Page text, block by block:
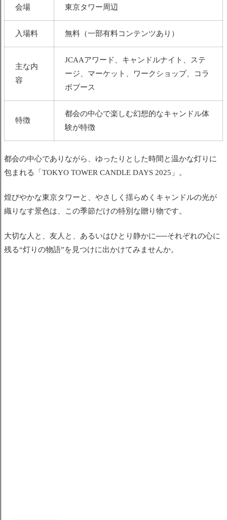
会場 東京タワー周辺
入場料 無料（一部有料コンテンツあり）
主な内
容
JCAAアワード、キャンドルナイト、ステ
ージ、マーケット、ワークショップ、コラ
ボブース
特徴
都会の中心で楽しむ幻想的なキャンドル体
験が特徴
都会の中心でありながら、ゆったりとした時間と温かな灯りに
包まれる「TOKYO TOWER CANDLE DAYS 2025」。
煌びやかな東京タワーと、やさしく揺らめくキャンドルの光が
織りなす景色は、この季節だけの特別な贈り物です。
大切な人と、友人と、あるいはひとり静かに──それぞれの心に
残る“灯りの物語”を見つけに出かけてみませんか。